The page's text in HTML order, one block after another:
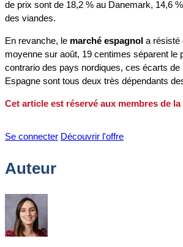
de prix sont de 18,2 % au Danemark, 14,6
des viandes.
En revanche, le marché espagnol a résisté
moyenne sur août, 19 centimes séparent le
contrario des pays nordiques, ces écarts
Espagne sont tous deux très dépendants
Cet article est réservé aux membres de
Se connecter Découvrir l'offre
Auteur